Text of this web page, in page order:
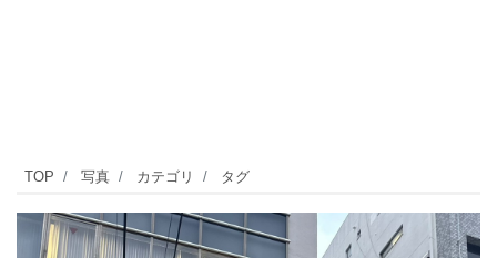
自
由
が
TOP 写真 カテゴリ タグ